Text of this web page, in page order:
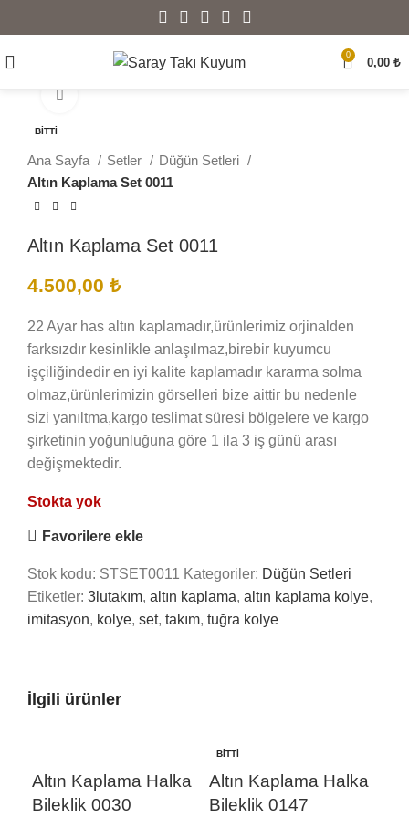
0
0,00 ₺
BITTI
Ana Sayfa Setler
Düğün Setleri
Altın Kaplama Set 0011
Altın Kaplama Set 0011
4.500,00 ₺
22 Ayar has altın kaplamadır,ürünlerimiz orjinalden
farksızdır kesinlikle anlaşılmaz,birebir kuyumcu
işçiliğindedir en iyi kalite kaplamadır kararma solma
olmaz,ürünlerimizin görselleri bize aittir bu nedenle
sizi yanıltma,kargo teslimat süresi bölgelere ve kargo
şirketinin yoğunluğuna göre 1 ila 3 iş günü arası
değişmektedir.
Stokta yok
Favorilere ekle
Stok kodu: STSET0011 Kategoriler: Düğün Setleri
Etiketler: 3lutakım, altın kaplama, altın kaplama kolye,
imitasyon, kolye, set, takım, tuğra kolye
İlgili ürünler
Altın Kaplama Halka
Bileklik 0030
BITTI
Altın Kaplama Halka
Bileklik 0147